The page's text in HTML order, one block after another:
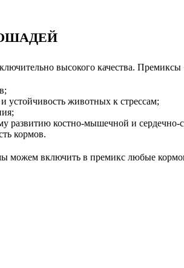
высокого качества.
животных к стрессам;
развитию костно-мышечной и сердечно-
кормов.
можем включить в премикс любые